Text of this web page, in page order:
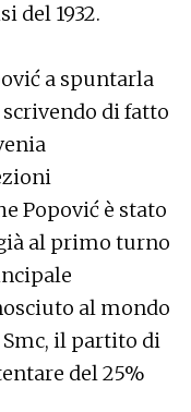
del 1932.
a spuntarla
di fatto
Popović è stato
al primo turno
al mondo
il partito di
del 25%